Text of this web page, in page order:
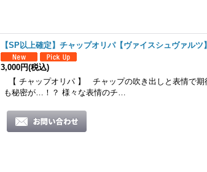
【SP以上確定】チャップオリパ【ヴァイスシュヴァルツ】
3,000円(税込)
【 チャップオリパ 】 チャップの吹き出しと表情で期
も秘密が…！？ 様々な表情のチ…